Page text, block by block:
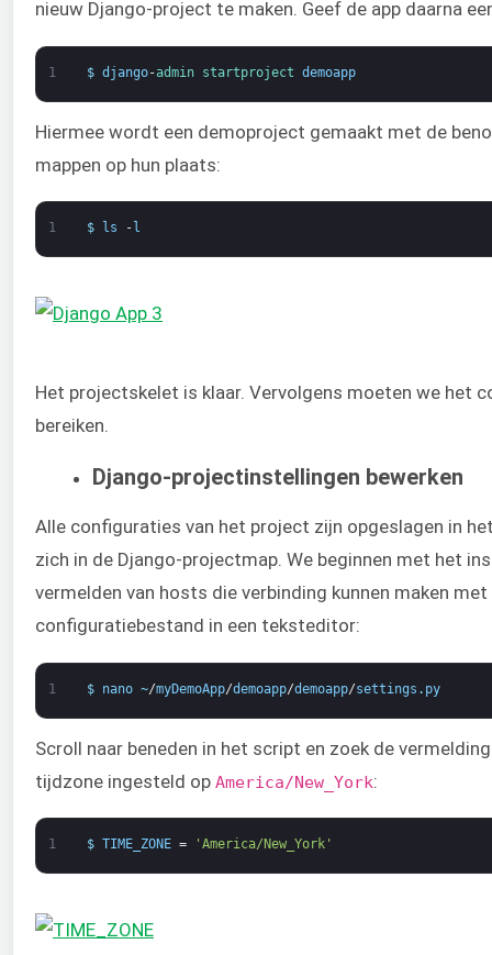
nieuw Django-project te maken. Geef de app daarna
1 $ django-admin startproject demoapp
Hiermee wordt een demoproject gemaakt met de
mappen op hun plaats:
1 $ ls - l
Het projectskelet is klaar. Vervolgens moeten we het
bereiken.
Django-projectinstellingen bewerken
Alle configuraties van het project zijn opgeslagen in
zich in de Django-projectmap. We beginnen met het
vermelden van hosts die verbinding kunnen maken
configuratiebestand in een teksteditor:
1 $ nano ~/myDemoApp/demoapp/demoapp/settings . py
Scroll naar beneden in het script en zoek de
tijdzone ingesteld op America/New_York:
1 $ TIME_ZONE = 'America/New_York'